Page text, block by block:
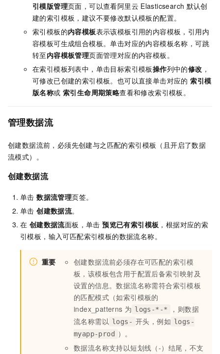
引模版管理页面，可以查看阿里云 Elasticsearch 默认创
建的索引模板，建议不要修改默认模板的配置。
索引模板的内容模板表示该模板引用的内容模板，引用内
容模板可生成组合模板。单击对应的内容模板名称，可跳
转至内容模板管理页面管理对应的内容模板。
在索引模板列表中，单击目标索引模板操作列中的修改 ，
可修改已创建的索引模板。也可以直接单击对应的 索引模
版名称或 索引生命周期策略查看和修改索引模板。
管理数据流
创建数据流前，必须先创建与之匹配的索引模板（且开启了数据
流模式）。
创建数据流
单击 数据流管理页签。
单击 创建数据流。
在 创建数据流面板，单击 预览已有索引模板 ，根据对应的索
引模板，输入可匹配索引模板的数据流名称。
重要
创建数据流前必须存在可匹配的索引模
板，该模板包含用于配置后备索引映射及
设置的信息。数据流名称需符合索引模板
的匹配模式（如索引模板的
index_patterns 为 logs-*-*
，则数据
流名称需以 logs- 开头，例如 logs-
myapp-prod
）。
数据流名称支持以短划线（-）结尾，不支